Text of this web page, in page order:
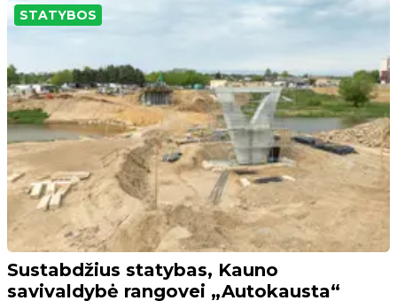
STATYBOS
Sustabdžius statybas, Kauno
savivaldybė rangovei „Autokausta“